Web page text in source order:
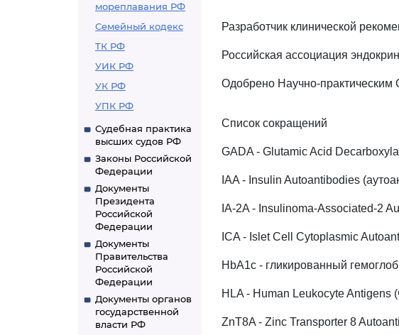
мореплавания РФ
Семейный кодекс
ТК РФ
УИК РФ
УК РФ
УПК РФ
Судебная практика
высших судов РФ
Законы Российской
Федерации
Документы
Президента
Российской
Федерации
Документы
Правительства
Российской
Федерации
Документы органов
государственной
власти РФ
Разработчик клинической
Российская ассоциация
Одобрено Научно-
Список сокращений
GADA - Glutamic Acid
IAA - Insulin Autoantibodies
IA-2A - Insulinoma-Associated-2
ICA - Islet Cell Cytoplasmic
HbA1c - гликированный
HLA - Human Leukocyte Antigens
ZnT8A - Zinc Transporter 8